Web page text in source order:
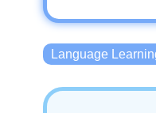
Language